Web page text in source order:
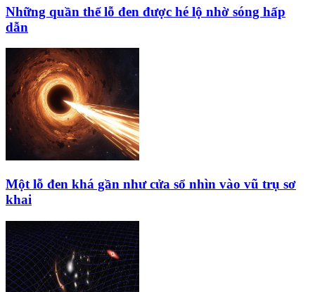
Những quần thể lỗ đen được hé lộ nhờ sóng hấp
dẫn
Một lỗ đen khá gần như cửa sổ nhìn vào vũ trụ sơ
khai